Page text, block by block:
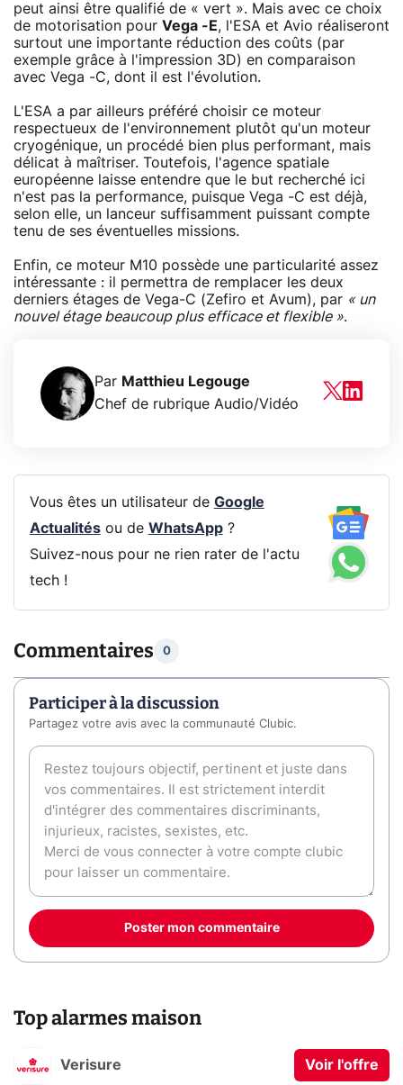
peut ainsi être qualifié de « vert ». Mais avec ce choix
de motorisation pour Vega -E, l'ESA et Avio réaliseront
surtout une importante réduction des coûts (par
exemple grâce à l'impression 3D) en comparaison
avec Vega -C, dont il est l'évolution.
L'ESA a par ailleurs préféré choisir ce moteur
respectueux de l'environnement plutôt qu'un moteur
cryogénique, un procédé bien plus performant, mais
délicat à maîtriser. Toutefois, l'agence spatiale
européenne laisse entendre que le but recherché ici
n'est pas la performance, puisque Vega -C est déjà,
selon elle, un lanceur suffisamment puissant compte
tenu de ses éventuelles missions.
Enfin, ce moteur M10 possède une particularité assez
intéressante : il permettra de remplacer les deux
derniers étages de Vega-C (Zefiro et Avum), par « un
nouvel étage beaucoup plus efficace et flexible ».
Par Matthieu Legouge
Chef de rubrique Audio/Vidéo
Vous êtes un utilisateur de Google
Actualitésou de WhatsApp?
Suivez-nous pour ne rien rater de l'actu
tech !
Commentaires 0
Participer à la discussion
Partagez votre avis avec la communauté Clubic.
Poster mon commentaire
Top alarmes maison
Verisure Voir l'offre